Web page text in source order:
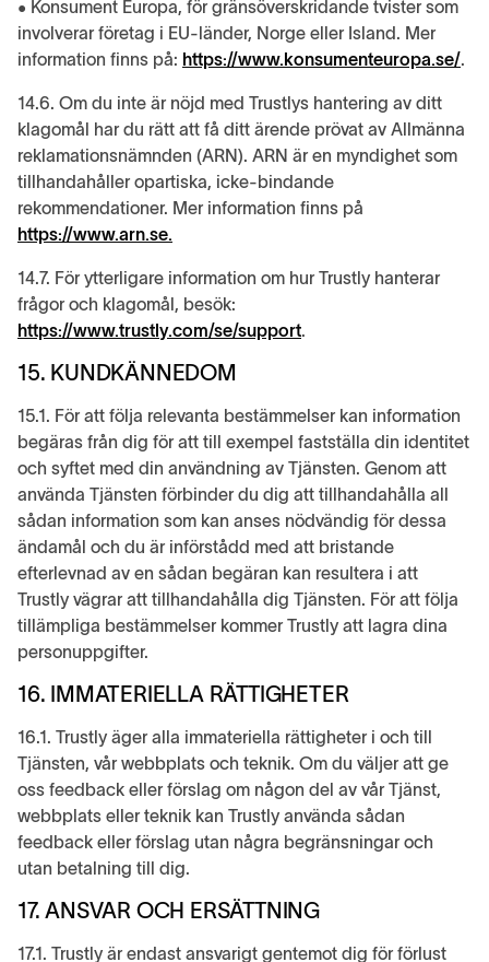
• Konsument Europa, för gränsöverskridande tvister som
involverar företag i EU-länder, Norge eller Island. Mer
information finns på: https://www.konsumenteuropa.se/.
14.6. Om du inte är nöjd med Trustlys hantering av ditt
klagomål har du rätt att få ditt ärende prövat av Allmänna
reklamationsnämnden (ARN). ARN är en myndighet som
tillhandahåller opartiska, icke-bindande
rekommendationer. Mer information finns på
https://www.arn.se.
14.7. För ytterligare information om hur Trustly hanterar
frågor och klagomål, besök:
https://www.trustly.com/se/support.
15. KUNDKÄNNEDOM
15.1. För att följa relevanta bestämmelser kan information
begäras från dig för att till exempel fastställa din identitet
och syftet med din användning av Tjänsten. Genom att
använda Tjänsten förbinder du dig att tillhandahålla all
sådan information som kan anses nödvändig för dessa
ändamål och du är införstådd med att bristande
efterlevnad av en sådan begäran kan resultera i att
Trustly vägrar att tillhandahålla dig Tjänsten. För att följa
tillämpliga bestämmelser kommer Trustly att lagra dina
personuppgifter.
16. IMMATERIELLA RÄTTIGHETER
16.1. Trustly äger alla immateriella rättigheter i och till
Tjänsten, vår webbplats och teknik. Om du väljer att ge
oss feedback eller förslag om någon del av vår Tjänst,
webbplats eller teknik kan Trustly använda sådan
feedback eller förslag utan några begränsningar och
utan betalning till dig.
17. ANSVAR OCH ERSÄTTNING
17.1. Trustly är endast ansvarigt gentemot dig för förlust